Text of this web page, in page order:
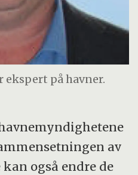
ekspert på havner.
av
også endre de